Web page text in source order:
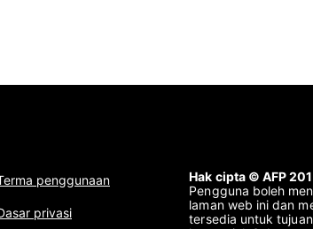
penggunaan
privasi
Hak cipta © AFP
Pengguna boleh
laman web ini dan
tersedia untuk